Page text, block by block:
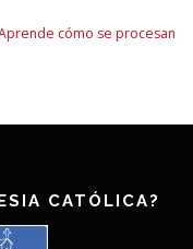
cómo se procesan
CATÓLICA?